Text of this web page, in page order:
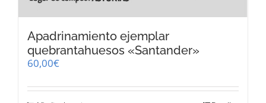
Apadrinamiento ejemplar
quebrantahuesos «Santander»
60,00€